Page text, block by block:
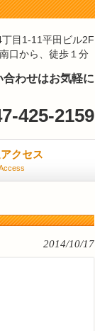
目1-11平田ビル2F
口から、徒歩１分
合わせはお気軽に
425-2159
クセス
2014/10/17